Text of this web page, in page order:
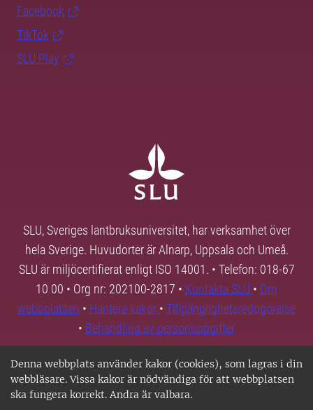
Denna webbplats använder kakor (cookies), som lagras i din
webbläsare. Vissa kakor är nödvändiga för att webbplatsen
ska fungera korrekt. Andra är valbara.
Facebook
TikTok
SLU Play
SLU, Sveriges lantbruksuniversitet, har verksamhet över
hela Sverige. Huvudorter är Alnarp, Uppsala och Umeå.
SLU är miljöcertifierat enligt ISO 14001. • Telefon: 018-67
10 00 • Org nr: 202100-2817 • Kontakta SLU • Om
webbplatsen • Hantera kakor • Tillgänglighetsredogörelse
• Behandling av personuppgifter